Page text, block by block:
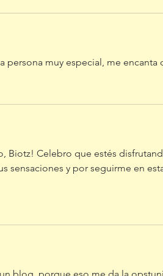
persona muy especial, me encanta
Biotz! Celebro que estés
sensaciones y por seguirme en